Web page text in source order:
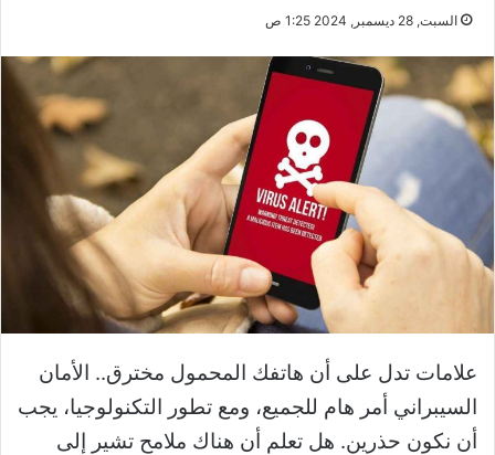
السبت, 28 ديسمبر, 2024 1:25 ص
علامات تدل على أن هاتفك المحمول مخترق.. الأمان
السيبراني أمر هام للجميع، ومع تطور التكنولوجيا، يجب
أن نكون حذرين. هل تعلم أن هناك ملامح تشير إلى